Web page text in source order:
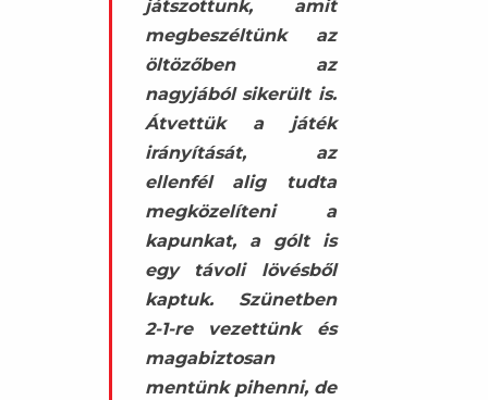
játszottunk, amit
megbeszéltünk az
öltözőben az
nagyjából sikerült is.
Átvettük a játék
irányítását, az
ellenfél alig tudta
megközelíteni a
kapunkat, a gólt is
egy távoli lövésből
kaptuk. Szünetben
2-1-re vezettünk és
magabiztosan
mentünk pihenni, de